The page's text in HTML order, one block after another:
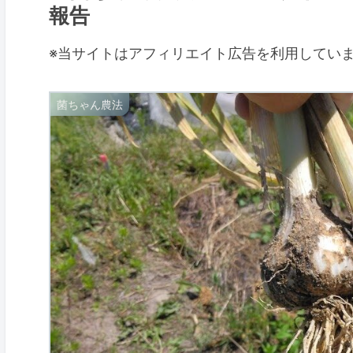
報告
※当サイトはアフィリエイト広告を利用してい
菌ちゃん農法